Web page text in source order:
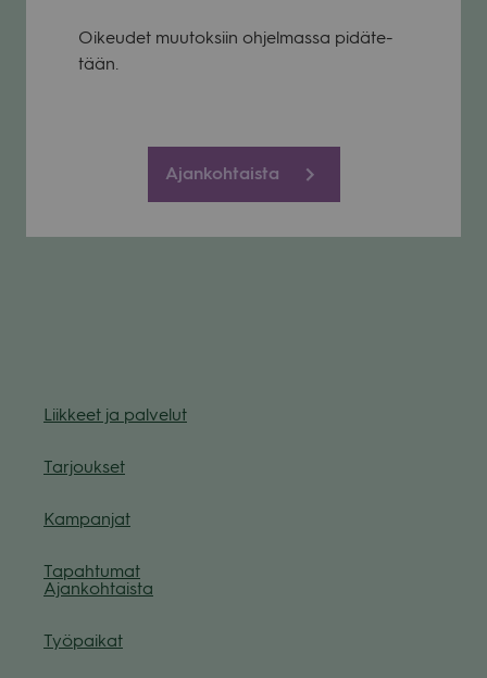
Oikeu­det muu­tok­siin ohjel­massa pidä­te­
tään.
Ajankohtaista
Liik­keet ja pal­ve­lut
Tar­jouk­set
Kam­pan­jat
Tapah­tu­mat
Ajan­koh­taista
Työ­pai­kat